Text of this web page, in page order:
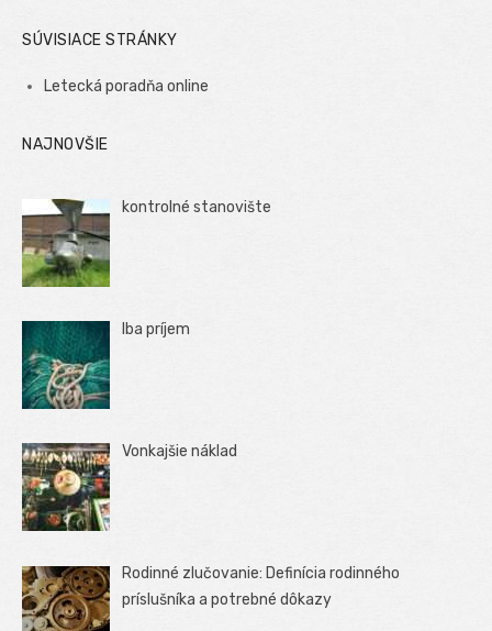
SÚVISIACE STRÁNKY
Letecká poradňa online
NAJNOVŠIE
kontrolné stanovište
Iba príjem
Vonkajšie náklad
Rodinné zlučovanie: Definícia rodinného
príslušníka a potrebné dôkazy